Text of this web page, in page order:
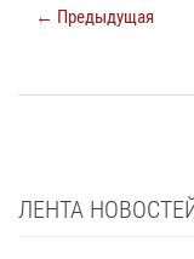
← Предыдущая
ЛЕНТА